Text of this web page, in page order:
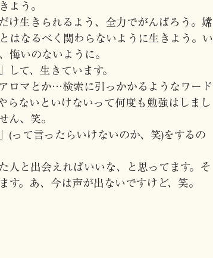
よう。
け生きられるよう、全力でがんばろう。嫦
はなるべく関わらないように生きよう。い
悔いのないように。
て、生きています。
ロマとか…検索に引っかかるようなワード
ないといけないって何度も勉強はしまし
ん、笑。
(って言ったらいけないのか、笑)をするの
人と出会えればいいな、と思ってます。そ
。あ、今は声が出ないですけど、笑。